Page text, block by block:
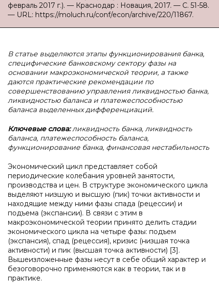
февраль 2017 г.). — Краснодар : Новация, 2017. — С. 51-58.
— URL: https://moluch.ru/conf/econ/archive/220/11867.
В статье выделяются этапы функционирования банка,
специфические банковскому сектору фазы на
основании макроэкономической теории, а также
даются практические рекомендации по
совершенствованию управления ликвидностью банка,
ликвидностью баланса и платежеспособностью
баланса выделенных дифференциаций.
Ключевые слова:ликвидность банка, ликвидность
баланса, платежеспособность баланса,
функционирование банка, финансовая нестабильность
Экономический цикл представляет собой
периодические колебания уровней занятости,
производства и цен. В структуре экономического цикла
выделяют низшую и высшую (пик) точки активности и
находящие между ними фазы спада (рецессии) и
подъема (экспансии). В связи с этим в
макроэкономической теории принято делить стадии
экономического цикла на четыре фазы: подъем
(экспансия), спад (рецессия), кризис (низшая точка
активности) и пик (высшая точка активности) [3].
Вышеизложенные фазы несут в себе общий характер и
безоговорочно применяются как в теории, так и в
практике.